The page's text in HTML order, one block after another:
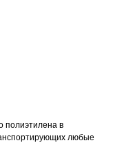
полиэтилена в
любые